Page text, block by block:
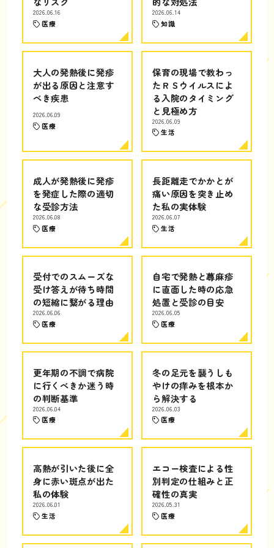
2026.06.16
医療
2026.06.14
知識
大人の発熱後に発疹
が出る原因と注意す
べき疾患
2026.06.09
医療
保育の現場で教わっ
たＲＳウイルスによ
る入院のタイミング
と見極め方
2026.06.09
生活
成人が発熱後に発疹
を発症した際の適切
な受診方法
2026.06.08
医療
長距離走でかかとが
痛い原因を突き止め
た私の実体験
2026.06.07
生活
受付でのスムーズな
受け答えが待ち時間
の短縮に繋がる理由
2026.06.06
医療
自宅で発熱と蕁麻疹
に直面した時の応急
処置と受診の目安
2026.06.05
医療
更年期の不調で病院
に行くべきか迷う時
の判断基準
2026.06.04
医療
冬の足元を襲うしも
やけの痒みを根本か
ら解決する
2026.06.03
医療
高熱が引いた後に全
身に赤い斑点が出た
私の体験
2026.06.01
生活
エコー検査による性
別判定の仕組みと正
確性の真実
2026.05.31
医療